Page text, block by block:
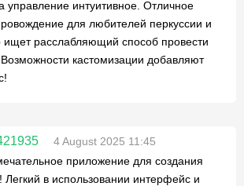
управление интуитивное. Отличное
для любителей перкуссии и
ищет расслабляющий способ провести
кастомизации добавляют
4 August 2025 11:45
приложение для создания
Легкий в использовании интерфейс и